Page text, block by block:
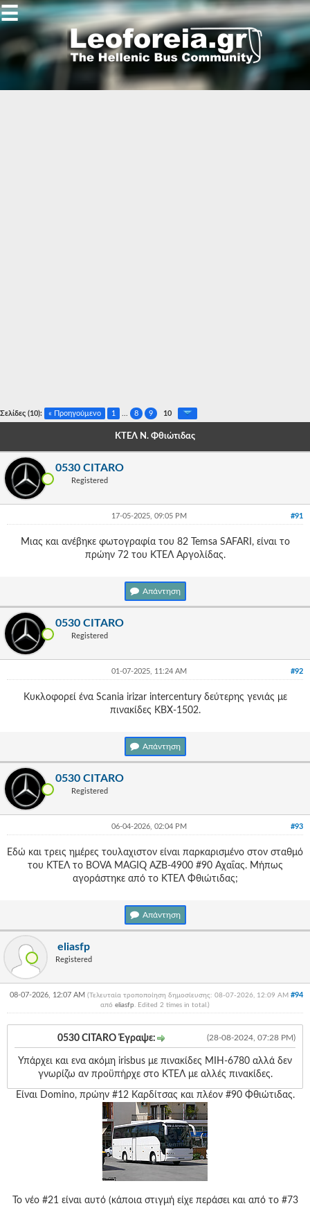
Gallery
-
-
-
-
-
-
Γεια
σου,
Επισκέπτη!
☰
Σελίδες (10): « Προηγούμενο 1 8 9 10
ΚΤΕΛ Ν. Φθιώτιδας
0530 CITARO
Registered
#91
17-05-2025, 09:05 PM
Μιας και ανέβηκε φωτογραφία του 82 Temsa SAFARI, είναι το
πρώην 72 του ΚΤΕΛ Αργολίδας.
Απάντηση
0530 CITARO
Registered
#92
01-07-2025, 11:24 AM
Κυκλοφορεί ένα Scania irizar intercentury δεύτερης γενιάς με
πινακίδες ΚΒΧ-1502.
Απάντηση
0530 CITARO
Registered
#93
06-04-2026, 02:04 PM
Εδώ και τρεις ημέρες τουλαχιστον είναι παρκαρισμένο στον σταθμό
του ΚΤΕΛ το BOVA MAGIQ AZB-4900 #90 Αχαΐας. Μήπως
αγοράστηκε από το ΚΤΕΛ Φθιώτιδας;
Απάντηση
eliasfp
Registered
#94
08-07-2026, 12:07 AM (Τελευταία τροποποίηση δημοσίευσης: 08-07-2026, 12:09 AM
από eliasfp . Edited 2 times in total.)
(28-08-2024, 07:28 PM)
0530 CITARO Έγραψε:
Υπάρχει και ενα ακόμη irisbus με πινακίδες ΜΙΗ-6780 αλλά δεν
γνωρίζω αν προϋπήρχε στο ΚΤΕΛ με αλλές πινακίδες.
Είναι Domino, πρώην #12 Καρδίτσας και πλέον #90 Φθιώτιδας.
Το νέο #21 είναι αυτό (κάποια στιγμή είχε περάσει και από το #73